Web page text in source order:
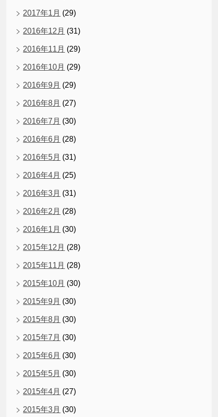
2017年1月 (29)
2016年12月 (31)
2016年11月 (29)
2016年10月 (29)
2016年9月 (29)
2016年8月 (27)
2016年7月 (30)
2016年6月 (28)
2016年5月 (31)
2016年4月 (25)
2016年3月 (31)
2016年2月 (28)
2016年1月 (30)
2015年12月 (28)
2015年11月 (28)
2015年10月 (30)
2015年9月 (30)
2015年8月 (30)
2015年7月 (30)
2015年6月 (30)
2015年5月 (30)
2015年4月 (27)
2015年3月 (30)